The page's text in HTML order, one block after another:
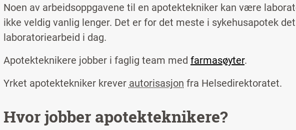
Noen av arbeidsoppgavene til en apotektekniker kan være
ikke veldig vanlig lenger. Det er for det meste i sykehusapotek
laboratoriearbeid i dag.
Apotekteknikere jobber i faglig team med farmasøyter.
Yrket apotektekniker krever autorisasjon fra Helsedirektoratet.
Hvor jobber apotekteknikere?